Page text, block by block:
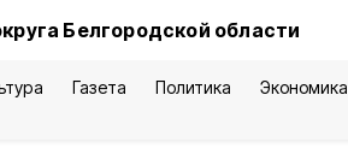
Белгородской области
Газета Политика Экономика